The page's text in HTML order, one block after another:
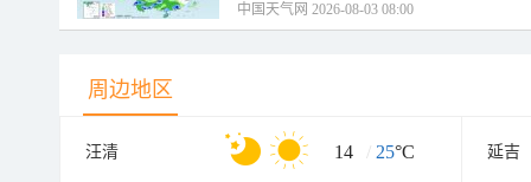
中国天气网 2026-08-03 08:00
周边地区
汪清 14 / 25°C 延吉